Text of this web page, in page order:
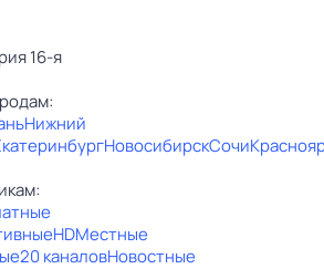
16-я
Нижний
НовосибирскСочи
HDМестные
20 каналовНовостные